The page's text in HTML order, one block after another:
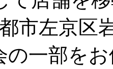
市左京区
の一部を